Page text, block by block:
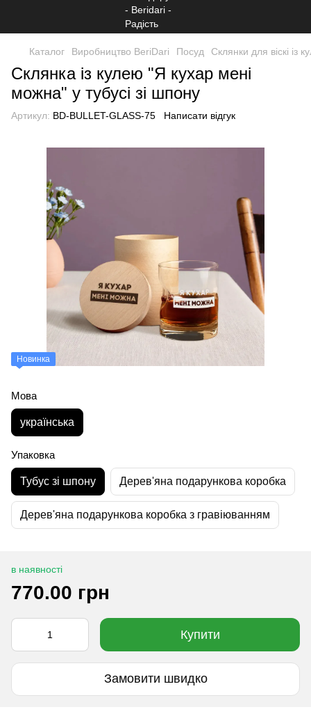
Каталог Виробництво BeriDari Посуд Склянки для віскі із
Склянка із кулею "Я кухар мені
можна" у тубусі зі шпону
Артикул: BD-BULLET-GLASS-75 Написати відгук
Новинка
Мова
українська
Упаковка
Тубус зі шпону Дерев'яна подарункова коробка
Дерев'яна подарункова коробка з гравіюванням
в наявності
770.00 грн
Купити
Замовити швидко